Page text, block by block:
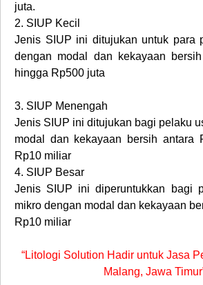
juta.
2. SIUP Kecil
Jenis SIUP ini ditujukan untuk para
dengan modal dan kekayaan
hingga Rp500 juta
3. SIUP Menengah
Jenis SIUP ini ditujukan bagi pelaku
modal dan kekayaan bersih antara
Rp10 miliar
4. SIUP Besar
Jenis SIUP ini diperuntukkan bagi
mikro dengan modal dan kekayaan
Rp10 miliar
“Litologi Solution Hadir untuk Jasa
Malang, Jawa